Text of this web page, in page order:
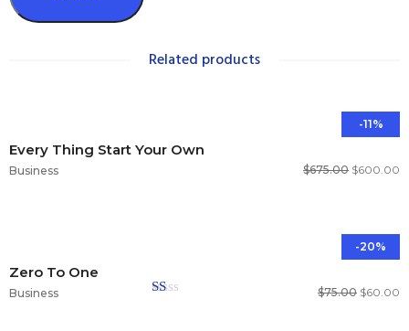
Related products
-11%
Every Thing Start Your Own
Business $675.00 $600.00
-20%
Zero To One
Business $75.00 $60.00